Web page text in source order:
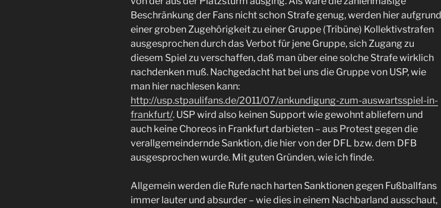
Beschränkung der Fans nicht schon Strafe genug, werden hier aufgrund
einer groben Zugehörigkeit zu einer Gruppe (Tribüne) Kollektivstrafen
ausgesprochen durch das Verbot für jene Gruppe, sich Zugang zu
diesem Spiel zu verschaffen, daß man über eine solche Strafe wirklich
nachdenken muß. Nachgedacht hat bei uns die Gruppe von USP, wie
man hier nachlesen kann:
http://usp.stpaulifans.de/2011/07/ankundigung-zum-auswartsspiel-in-
frankfurt/. USP wird also keinen Support wie gewohnt abliefern und
auch keine Choreos in Frankfurt darbieten – aus Protest gegen die
verallgemeindernde Sanktion, die hier von der DFL bzw. dem DFB
ausgesprochen wurde. Mit guten Gründen, wie ich finde.
Allgemein werden die Rufe nach harten Sanktionen gegen Fußballfans
immer lauter und absurder – wie dies in einem Nachbarland ausschaut,